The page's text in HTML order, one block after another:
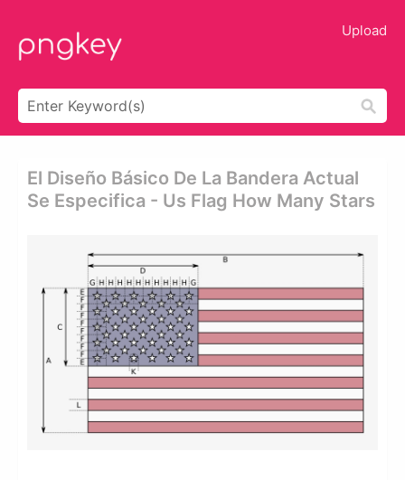
Upload
El Diseño Básico De La Bandera Actual
Se Especifica - Us Flag How Many Stars